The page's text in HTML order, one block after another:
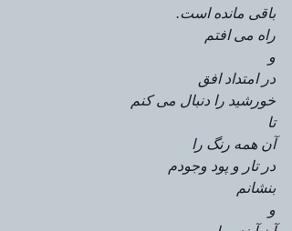
باقی مانده است.
راه می افتم
و
در امتداد افق
خورشید را دنبال می کنم
تا
آن همه رنگ را
در تار و پود وجودم
بنشانم
و